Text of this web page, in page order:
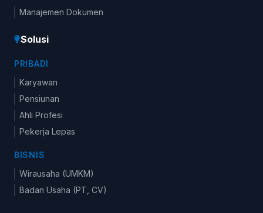
Manajemen Dokumen
Solusi
PRIBADI
Karyawan
Pensiunan
Ahli Profesi
Pekerja Lepas
BISNIS
Wirausaha (UMKM)
Badan Usaha (PT, CV)